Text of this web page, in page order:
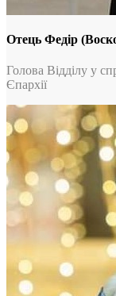
Отець Федір
Голова Відділу у
Єпархії